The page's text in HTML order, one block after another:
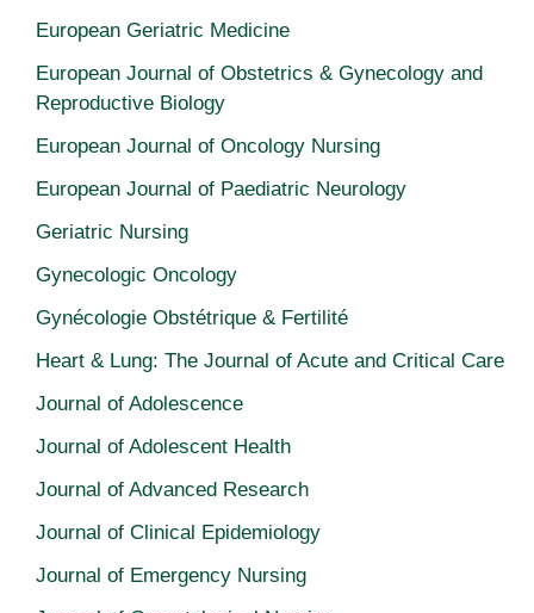
European Geriatric Medicine
European Journal of Obstetrics & Gynecology and
Reproductive Biology
European Journal of Oncology Nursing
European Journal of Paediatric Neurology
Geriatric Nursing
Gynecologic Oncology
Gynécologie Obstétrique & Fertilité
Heart & Lung: The Journal of Acute and Critical Care
Journal of Adolescence
Journal of Adolescent Health
Journal of Advanced Research
Journal of Clinical Epidemiology
Journal of Emergency Nursing